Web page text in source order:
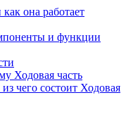
она работает
и функции
Ходовая часть
чего состоит Ходовая